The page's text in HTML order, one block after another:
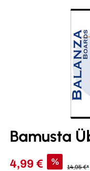
Bamusta
4,99 € %
14,95 €*